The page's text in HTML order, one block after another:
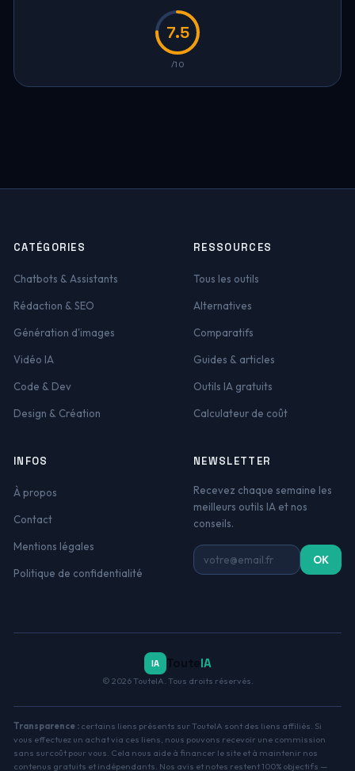
7.5
/10
CATÉGORIES
Chatbots & Assistants
Rédaction & SEO
Génération d'images
Vidéo IA
Code & Dev
Design & Création
RESSOURCES
Tous les outils
Alternatives
Comparatifs
Guides & articles
Outils IA gratuits
Calculateur de coût
INFOS
À propos
Contact
Mentions légales
Politique de confidentialité
NEWSLETTER
Recevez chaque semaine les
meilleurs outils IA et nos
conseils.
Adresse email OK
IA Toute IA
© 2026 TouteIA. Tous droits réservés.
Transparence :certains liens présents sur TouteIA sont des liens affiliés. Si
vous effectuez un achat via ces liens, nous pouvons recevoir une commission
sans surcoût pour vous. Cela nous aide à financer le site et à maintenir nos
contenus gratuits et indépendants. Nos avis et notes restent 100% objectifs —